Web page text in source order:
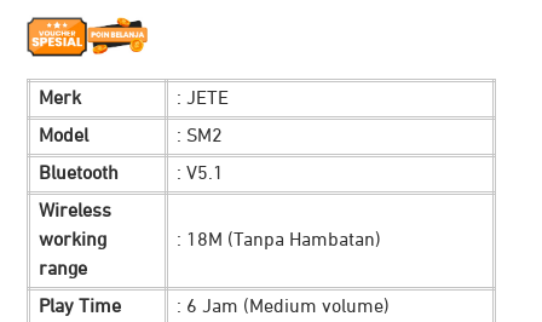
was:
Rp 239.900.
is:
Rp 139.900.
Merk
: JETE
Model
: SM2
Bluetooth
: V5.1
Wireless
working
range
: 18M (Tanpa Hambatan)
Play Time
: 6 Jam (Medium volume)